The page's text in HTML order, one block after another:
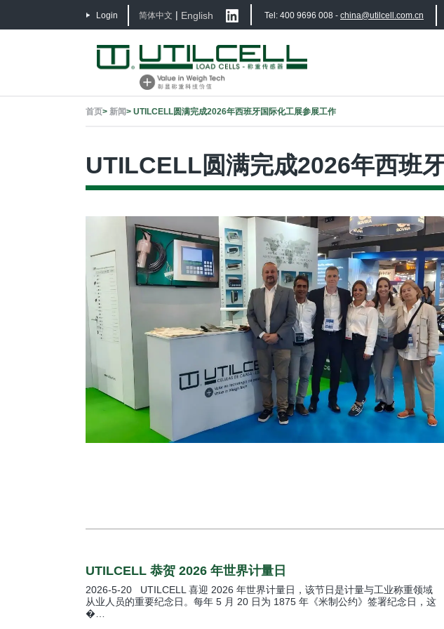
Login 简体中文 | English Tel: 400 9696 008 - china@utilcell.com.cn
首页> 新闻> UTILCELL圆满完成2026年西班牙国际化工展参展工作
UTILCELL圆满完成2026年西班
UTILCELL 恭贺 2026 年世界计量日
2026-5-20 UTILCELL 喜迎 2026 年世界计量日，该节日是计量与工业称重领域
从业人员的重要纪念日。每年 5 月 20 日为 1875 年《米制公约》签署纪念日，这
�…